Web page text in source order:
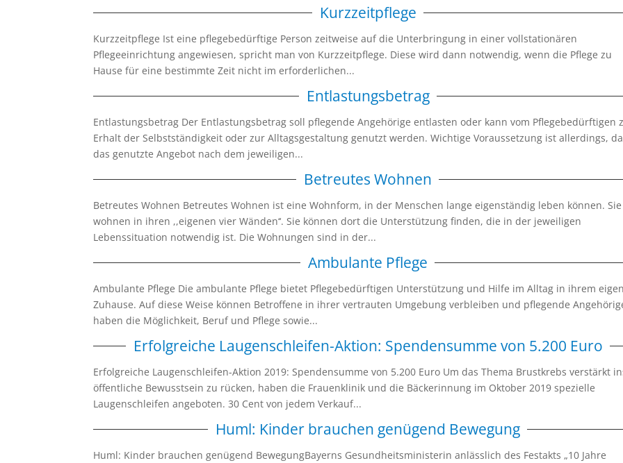
Kurzzeitpflege
Kurzzeitpflege Ist eine pflegebedürftige Person zeitweise auf die Unterbringung in einer vollstationären
Pflegeeinrichtung angewiesen, spricht man von Kurzzeitpflege. Diese wird dann notwendig, wenn die Pflege zu
Hause für eine bestimmte Zeit nicht im erforderlichen...
Entlastungsbetrag
Entlastungsbetrag Der Entlastungsbetrag soll pflegende Angehörige entlasten oder kann vom Pflegebedürftigen
Erhalt der Selbstständigkeit oder zur Alltagsgestaltung genutzt werden. Wichtige Voraussetzung ist allerdings,
das genutzte Angebot nach dem jeweiligen...
Betreutes Wohnen
Betreutes Wohnen Betreutes Wohnen ist eine Wohnform, in der Menschen lange eigenständig leben können. Sie
wohnen in ihren ,,eigenen vier Wänden‘‘. Sie können dort die Unterstützung finden, die in der jeweiligen
Lebenssituation notwendig ist. Die Wohnungen sind in der...
Ambulante Pflege
Ambulante Pflege Die ambulante Pflege bietet Pflegebedürftigen Unterstützung und Hilfe im Alltag in ihrem
Zuhause. Auf diese Weise können Betroffene in ihrer vertrauten Umgebung verbleiben und pflegende
haben die Möglichkeit, Beruf und Pflege sowie...
Erfolgreiche Laugenschleifen-Aktion: Spendensumme von 5.200 Euro
Erfolgreiche Laugenschleifen-Aktion 2019: Spendensumme von 5.200 Euro Um das Thema Brustkrebs verstärkt
öffentliche Bewusstsein zu rücken, haben die Frauenklinik und die Bäckerinnung im Oktober 2019 spezielle
Laugenschleifen angeboten. 30 Cent von jedem Verkauf...
Huml: Kinder brauchen genügend Bewegung
Huml: Kinder brauchen genügend BewegungBayerns Gesundheitsministerin anlässlich des Festakts „10 Jahre